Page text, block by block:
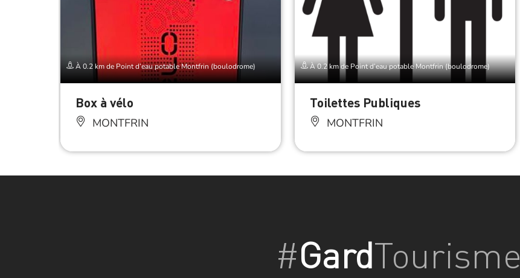
À 0.2 km de Point d’eau potable Montfrin (boulodrome)
Box à vélo
MONTFRIN
À 0.2 km de Point d’eau potable Montfrin (boulodrome)
Toilettes Publiques
MONTFRIN
#GardTourisme